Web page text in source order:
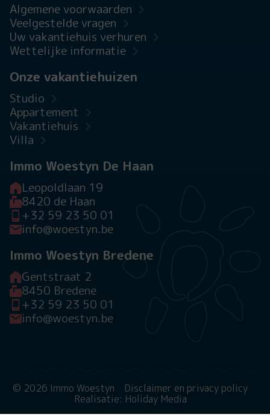
Algemene voorwaarden
Veelgestelde vragen
Uw vakantiehuis verhuren
Wettelijke informatie
Onze vakantiehuizen
Studio
Appartement
Vakantiehuis
Villa
Immo Woestyn De Haan
Leopoldlaan 19
8420 de Haan
+32 59 23 50 01
info@woestyn.be
Immo Woestyn Bredene
Gentstraat 2
8450 Bredene
+32 59 23 50 01
info@woestyn.be
© 2026 Immo Woestyn
Disclaimer en privacy policy
Realisatie: Holiday Media